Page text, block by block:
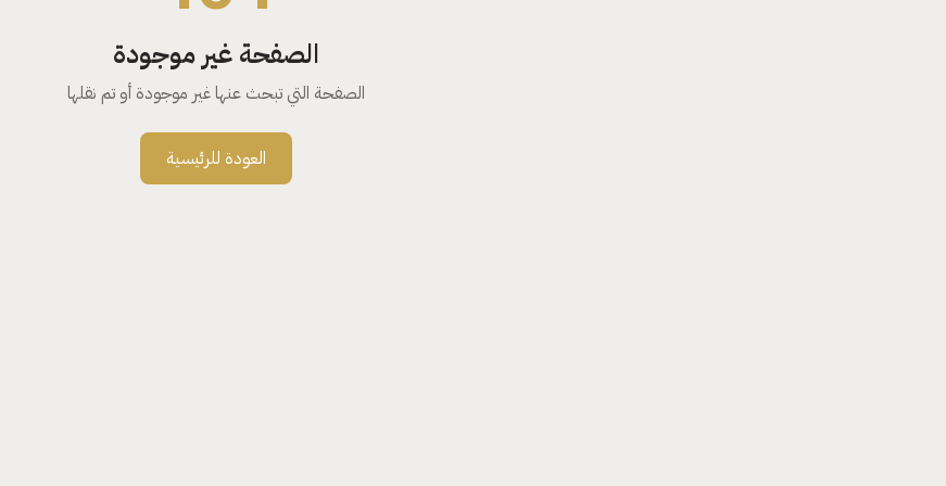
الصفحة غير موجودة
الصفحة التي تبحث عنها غير موجودة أو تم نقلها
العودة للرئيسية